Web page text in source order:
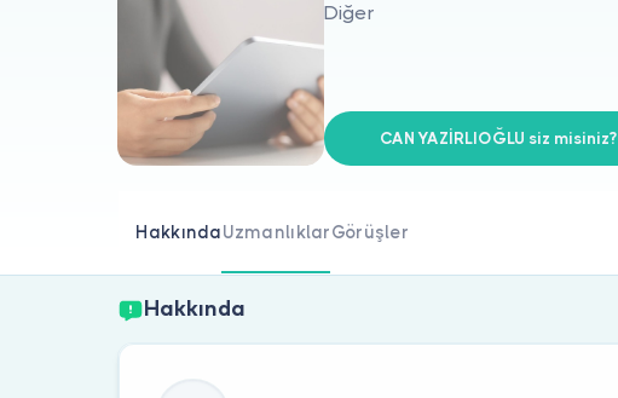
Diğer
CAN YAZİRLIOĞLU siz misiniz?
HakkındaUzmanlıklarGörüşler
Hakkında